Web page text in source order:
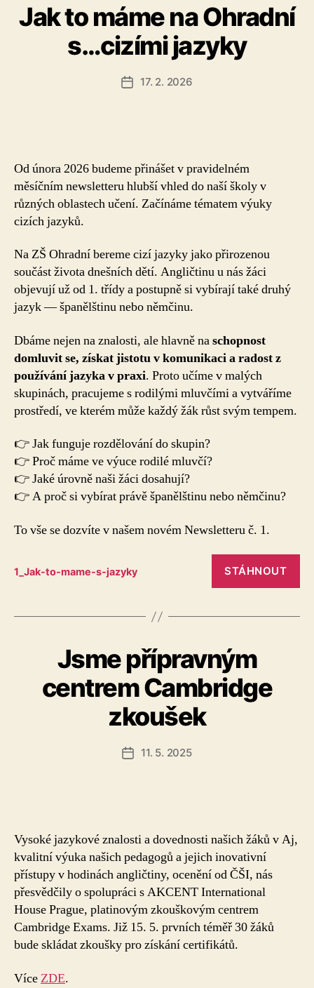
Jak to máme na Ohradní
s…cizími jazyky
Datum
17. 2. 2026
Od února 2026 budeme přinášet v pravidelném
měsíčním newsletteru hlubší vhled do naší školy v
různých oblastech učení. Začínáme tématem výuky
cizích jazyků.
Na ZŠ Ohradní bereme cizí jazyky jako přirozenou
součást života dnešních dětí. Angličtinu u nás žáci
objevují už od 1. třídy a postupně si vybírají také druhý
jazyk — španělštinu nebo němčinu.
Dbáme nejen na znalosti, ale hlavně naschopnost
domluvit se, získat jistotu v komunikaci a radost z
používání jazyka v praxi. Proto učíme v malých
skupinách, pracujeme s rodilými mluvčími a vytváříme
prostředí, ve kterém může každý žák růst svým tempem.
👉 Jak funguje rozdělování do skupin?
👉 Proč máme ve výuce rodilé mluvčí?
👉 Jaké úrovně naši žáci dosahují?
👉 A proč si vybírat právě španělštinu nebo němčinu?
To vše se dozvíte v našem novém Newsletteru č. 1.
1_Jak-to-mame-s-jazyky STÁHNOUT
Jsme přípravným
centrem Cambridge
zkoušek
Datum
11. 5. 2025
Vysoké jazykové znalosti a dovednosti našich žáků v Aj,
kvalitní výuka našich pedagogů a jejich inovativní
přístupy v hodinách angličtiny, ocenění od ČŠI, nás
přesvědčily o spolupráci s AKCENT International
House Prague, platinovým zkouškovým centrem
Cambridge Exams. Již 15. 5. prvních téměř 30 žáků
bude skládat zkoušky pro získání certifikátů.
VíceZDE.